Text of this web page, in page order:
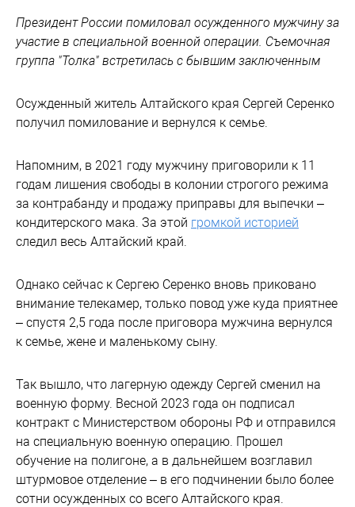
Президент России помиловал осужденного мужчину за
участие в специальной военной операции. Съемочная
группа "Толка" встретилась с бывшим заключенным
Осужденный житель Алтайского края Сергей Серенко
получил помилование и вернулся к семье.
Напомним, в 2021 году мужчину приговорили к 11
годам лишения свободы в колонии строгого режима
за контрабанду и продажу приправы для выпечки –
кондитерского мака. За этой громкой историей
следил весь Алтайский край.
Однако сейчас к Сергею Серенко вновь приковано
внимание телекамер, только повод уже куда приятнее
– спустя 2,5 года после приговора мужчина вернулся
к семье, жене и маленькому сыну.
Так вышло, что лагерную одежду Сергей сменил на
военную форму. Весной 2023 года он подписал
контракт с Министерством обороны РФ и отправился
на специальную военную операцию. Прошел
обучение на полигоне, а в дальнейшем возглавил
штурмовое отделение – в его подчинении было более
сотни осужденных со всего Алтайского края.